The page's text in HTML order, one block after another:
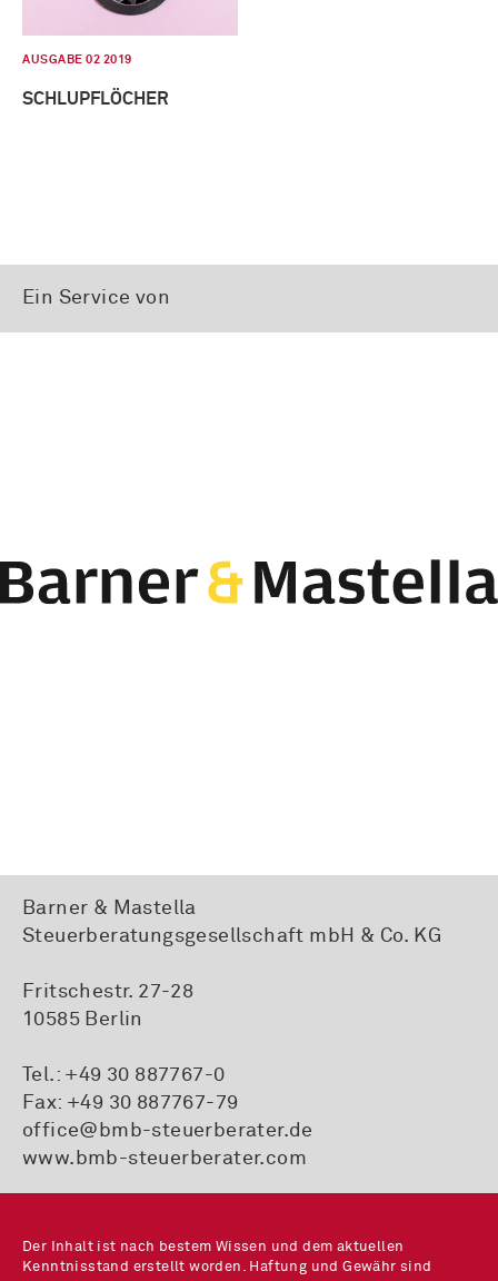
AUSGABE 02 2019
SCHLUPFLÖCHER
Ein Service von
Barner & Mastella
Steuerberatungsgesellschaft mbH & Co. KG
Fritschestr. 27-28
10585 Berlin
Tel.: +49 30 887767-0
Fax: +49 30 887767-79
office@bmb-steuerberater.de
www.bmb-steuerberater.com
Der Inhalt ist nach bestem Wissen und dem aktuellen
Kenntnisstand erstellt worden. Haftung und Gewähr sind